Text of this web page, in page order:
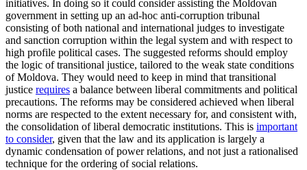
initiatives. In doing so it could consider assisting the Mol­dovan
government in setting up an ad-hoc anti-corruption tribunal
consisting of both national and international judges to inves­tigate
and sanction corruption within the legal system and with respect to
high pro­file political cases. The suggested reforms should employ
the logic of transitional justice, tailored to the weak state conditions
of Moldova. They would need to keep in mind that transitional
justice requires a balance between liberal commitments and political
precautions. The reforms may be considered achieved when liberal
norms are respected to the extent necessary for, and consistent with,
the consolidation of liberal democratic institutions. This is important
to consider, given that the law and its appli­cation is largely a
dynamic condensation of power relations, and not just a rationalised
technique for the ordering of social rela­tions.